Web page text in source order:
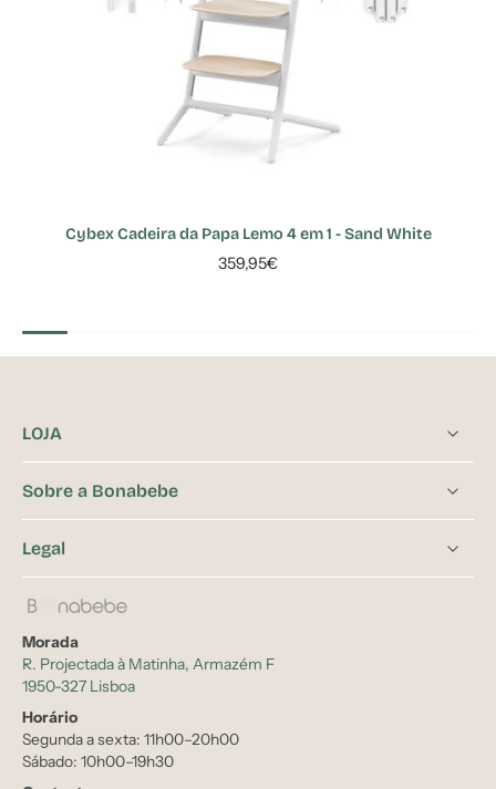
Cybex Cadeira da Papa Lemo 4 em 1 - Sand White
359,95€
LOJA
Sobre a Bonabebe
Legal
Morada
R. Projectada à Matinha, Armazém F
1950-327 Lisboa
Horário
Segunda a sexta: 11h00–20h00
Sábado: 10h00–19h30